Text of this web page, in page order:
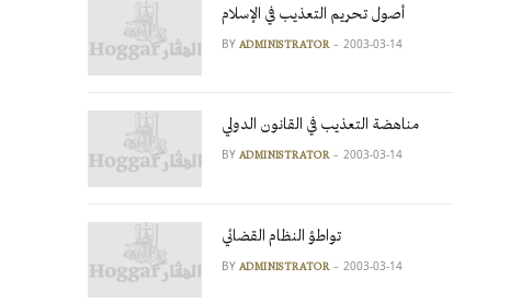
أصول تحريم التعذيب في الإسلام
BY ADMINISTRATOR 2003-03-14
مناهضة التعذيب في القانون الدولي
BY ADMINISTRATOR 2003-03-14
تواطؤ النظام القضائي
BY ADMINISTRATOR 2003-03-14